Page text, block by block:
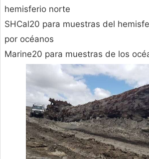
hemisferio norte
SHCal20 para muestras del
por océanos
Marine20 para muestras de los